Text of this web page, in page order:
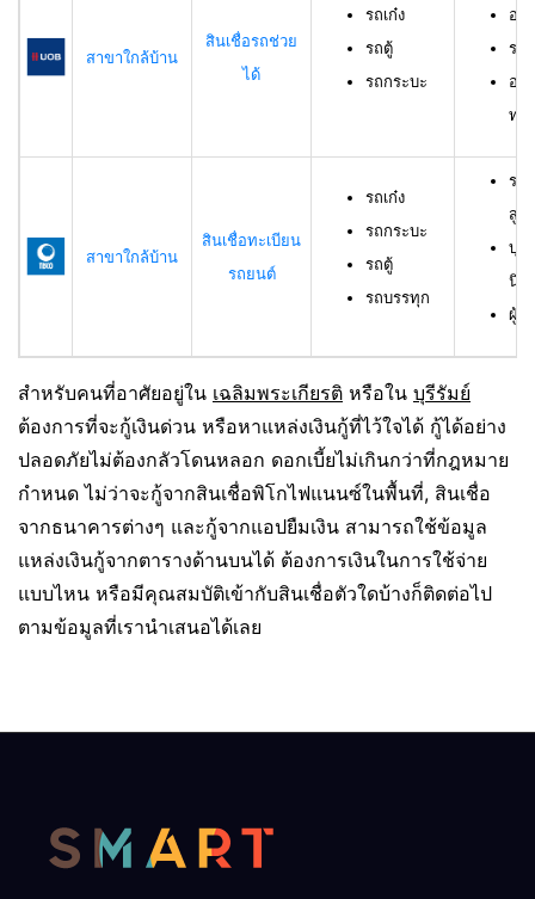
สาขาใกล้บ้าน
สินเชื่อรถช่วย
ได้
รถเก๋ง
รถตู้
รถกระบะ
อา
รา
อา
ทด
สาขาใกล้บ้าน
สินเชื่อทะเบียน
รถยนต์
รถเก๋ง
รถกระบะ
รถตู้
รถบรรทุก
รถ
สูง
บุค
นิติ
ผู้กู้
สำหรับคนที่อาศัยอยู่ใน เฉลิมพระเกียรติ หรือใน บุรีรัมย์
ต้องการที่จะกู้เงินด่วน หรือหาแหล่งเงินกู้ที่ไว้ใจได้ กู้ได้อย่าง
ปลอดภัยไม่ต้องกลัวโดนหลอก ดอกเบี้ยไม่เกินกว่าที่กฎหมาย
กำหนด ไม่ว่าจะกู้จากสินเชื่อพิโกไฟแนนซ์ในพื้นที่, สินเชื่อ
จากธนาคารต่างๆ และกู้จากแอปยืมเงิน สามารถใช้ข้อมูล
แหล่งเงินกู้จากตารางด้านบนได้ ต้องการเงินในการใช้จ่าย
แบบไหน หรือมีคุณสมบัติเข้ากับสินเชื่อตัวใดบ้างก็ติดต่อไป
ตามข้อมูลที่เรานำเสนอได้เลย